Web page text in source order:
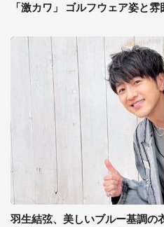
「激カワ」 ゴルフウェア姿と
羽生結弦、美しいブルー基調の